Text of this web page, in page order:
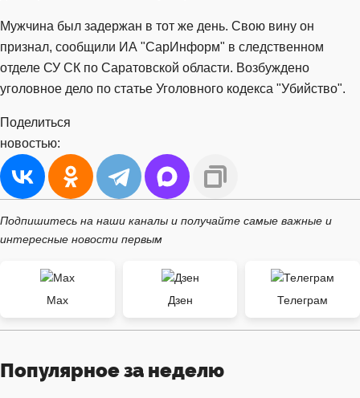
Мужчина был задержан в тот же день. Свою вину он
признал, сообщили ИА "СарИнформ" в следственном
отделе СУ СК по Саратовской области. Возбуждено
уголовное дело по статье Уголовного кодекса "Убийство".
Поделиться
новостью:
Подпишитесь на наши каналы и получайте самые важные и
интересные новости первым
Max Дзен Телеграм
Популярное за неделю